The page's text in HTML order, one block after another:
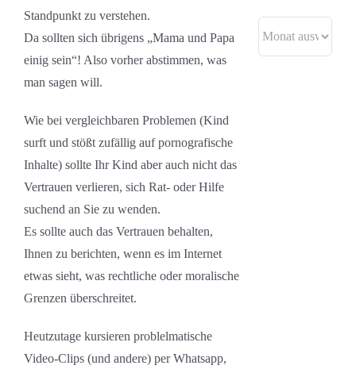
Standpunkt zu verstehen.
Da sollten sich übrigens „Mama und Papa
einig sein“! Also vorher abstimmen, was
man sagen will.
Wie bei vergleichbaren Problemen (Kind
surft und stößt zufällig auf pornografische
Inhalte) sollte Ihr Kind aber auch nicht das
Vertrauen verlieren, sich Rat- oder Hilfe
suchend an Sie zu wenden.
Es sollte auch das Vertrauen behalten,
Ihnen zu berichten, wenn es im Internet
etwas sieht, was rechtliche oder moralische
Grenzen überschreitet.
Heutzutage kursieren problelmatische
Video-Clips (und andere) per Whatsapp,